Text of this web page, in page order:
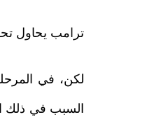
ترامب يحاول
لكن، في
السبب في ذلك